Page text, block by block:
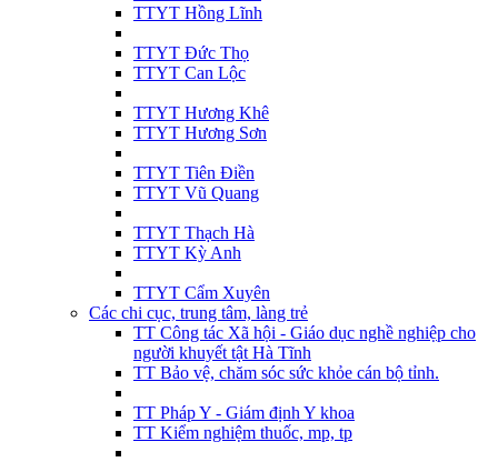
TTYT Hồng Lĩnh
TTYT Đức Thọ
TTYT Can Lộc
TTYT Hương Khê
TTYT Hương Sơn
TTYT Tiên Điền
TTYT Vũ Quang
TTYT Thạch Hà
TTYT Kỳ Anh
TTYT Cẩm Xuyên
Các chi cục, trung tâm, làng trẻ
TT Công tác Xã hội - Giáo dục nghề nghiệp cho
người khuyết tật Hà Tĩnh
TT Bảo vệ, chăm sóc sức khỏe cán bộ tỉnh.
TT Pháp Y - Giám định Y khoa
TT Kiểm nghiệm thuốc, mp, tp